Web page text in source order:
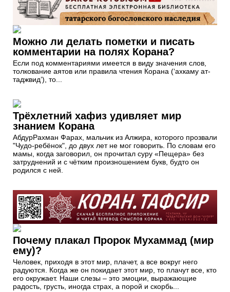
Можно ли делать пометки и писать
комментарии на полях Корана?
Если под комментариями имеется в виду значения слов,
толкование аятов или правила чтения Корана (‘ахкаму ат-
таджвид’), то...
Трёхлетний хафиз удивляет мир
знанием Корана
АбдурРахман Фарах, мальчик из Алжира, которого прозвали
"Чудо-ребёнок", до двух лет не мог говорить. По словам его
мамы, когда заговорил, он прочитал суру «Пещера» без
затруднений и с чётким произношением букв, будто он
родился с ней.
Почему плакал Пророк Мухаммад (мир
ему)?
Человек, приходя в этот мир, плачет, а все вокруг него
радуются. Когда же он покидает этот мир, то плачут все, кто
его окружает. Наши слезы – это эмоции, выражающие
радость, грусть, иногда страх, а порой и скорбь...